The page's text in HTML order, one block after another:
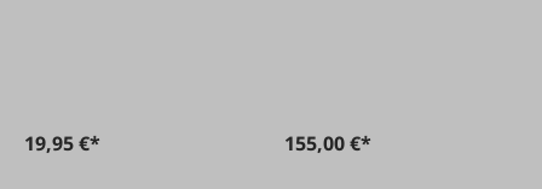
19,95 €* 155,00 €*